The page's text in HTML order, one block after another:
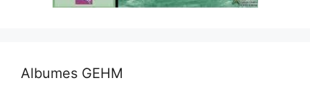
Albumes GEHM